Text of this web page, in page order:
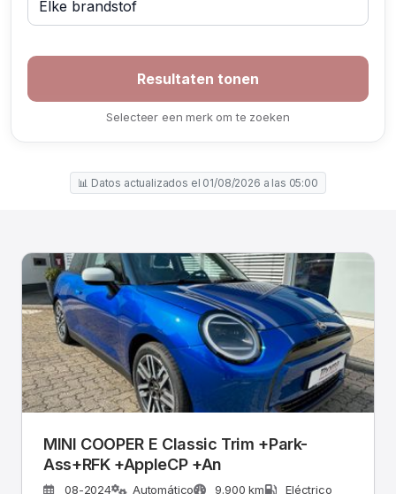
Selecteer een merk om te zoeken
📊 Datos actualizados el 01/08/2026 a las 05:00
MINI COOPER E Classic Trim +Park-
Ass+RFK +AppleCP +An
08-2024 Automático 9.900 km
Eléctrico